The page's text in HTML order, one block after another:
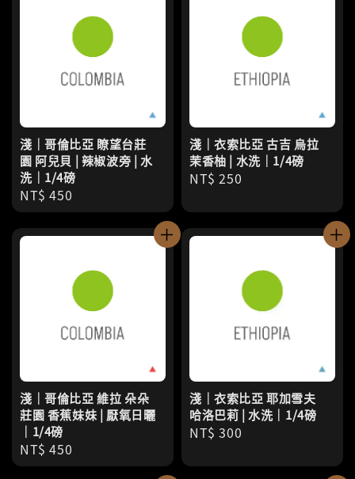
淺｜哥倫比亞 瞭望台莊
園 阿兒貝 | 辣椒波旁 | 水
洗｜1/4磅
Regular
price
NT$ 450
淺｜衣索比亞 古吉 烏拉
茉香柚 | 水洗｜1/4磅
Regular
NT$ 250
淺｜哥倫比亞 維拉 朵朵
莊園 香蕉妹妹 | 厭氧日曬
｜1/4磅
Regular
price
NT$ 450
淺｜衣索比亞 耶加雪夫
哈洛巴莉 | 水洗｜1/4磅
Regular
NT$ 300